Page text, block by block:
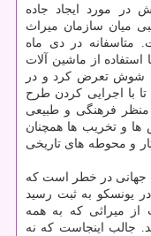
مورد ایجاد جاده
میان سازمان میراث
متاسفانه در دی ماه
استفاده از ماشین آلات
شوش تعرض كرد و در
تا با اجرایی كردن طرح
فرهنگی و طبیعی
ها و تخریب ها همچنان
و محوطه های تاریخی
جهانی در خطر است كه
بعنوان هشتمین اثر تاریخی در سال ۱۳۸۵ در یونسكو به ثبت رسید
از میراثی كه به همه
جالب اینجاست كه نه